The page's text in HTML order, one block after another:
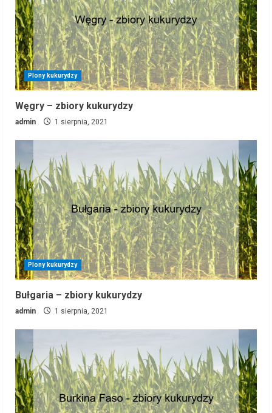
Plony kukurydzy
Węgry – zbiory kukurydzy
admin 1 sierpnia, 2021
Plony kukurydzy
Bułgaria – zbiory kukurydzy
admin 1 sierpnia, 2021